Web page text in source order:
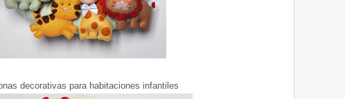
decorativas para habitaciones infantiles